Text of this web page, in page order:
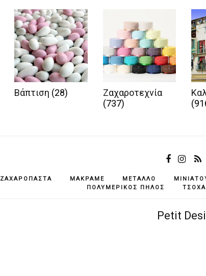
Βάπτιση (28)
Ζαχαροτεχνία
(737)
ΖΑΧΑΡΌΠΑΣΤΑ ΜΑΚΡΑΜΈ ΜΈΤΑΛΛΟ
ΠΟΛΥΜΕΡΙΚΌΣ ΠΗΛΌΣ
ΤΣΌΧΑ
Petit